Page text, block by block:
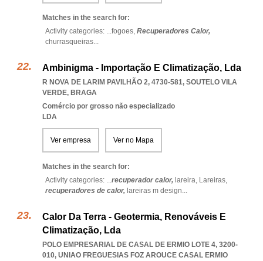
Matches in the search for:
Activity categories: ...fogoes, Recuperadores Calor,
churrasqueiras...
Ambinigma - Importação E Climatização, Lda
R NOVA DE LARIM PAVILHÃO 2, 4730-581, SOUTELO VILA
VERDE, BRAGA
Comércio por grosso não especializado
LDA
Ver empresa Ver no Mapa
Matches in the search for:
Activity categories: ...recuperador calor, lareira, Lareiras,
recuperadores de calor, lareiras m design...
Calor Da Terra - Geotermia, Renováveis E
Climatização, Lda
POLO EMPRESARIAL DE CASAL DE ERMIO LOTE 4, 3200-
010, UNIAO FREGUESIAS FOZ AROUCE CASAL ERMIO